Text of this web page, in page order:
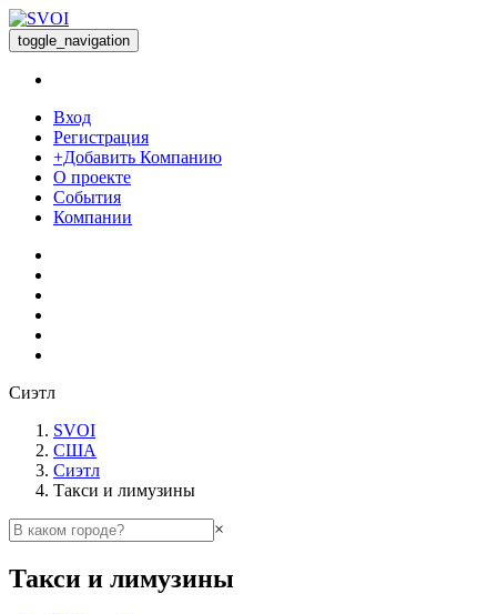
toggle_navigation
Вход
Регистрация
+Добавить Компанию
О проекте
События
Компании
Сиэтл
SVOI
США
Сиэтл
Такси и лимузины
×
Такси и лимузины